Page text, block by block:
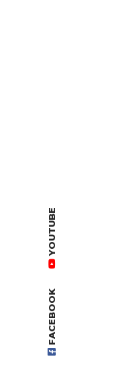
FACEBOOK
YOUTUBE